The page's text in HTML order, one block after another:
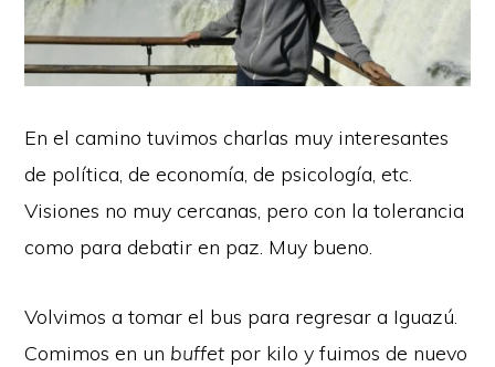
En el camino tuvimos charlas muy interesantes
de política, de economía, de psicología, etc.
Visiones no muy cercanas, pero con la tolerancia
como para debatir en paz. Muy bueno.
Volvimos a tomar el bus para regresar a Iguazú.
Comimos en un buffet por kilo y fuimos de nuevo